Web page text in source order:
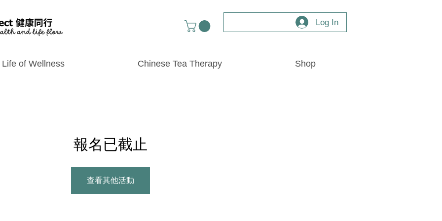
Log In
Life of Wellness Chinese Tea Therapy Shop
報名已截止
查看其他活動